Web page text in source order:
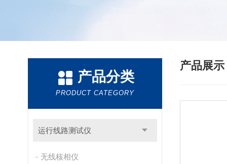
产品分类
PRODUCT CATEGORY
运行线路测试仪
无线核相仪
产品展示